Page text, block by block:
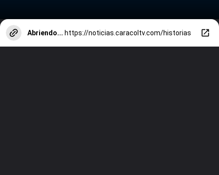
Abriendo... https://noticias.caracoltv.com/historias